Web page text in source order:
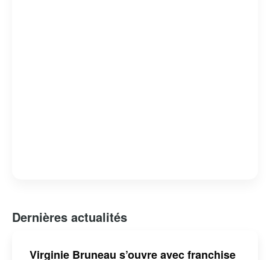
Dernières actualités
Virginie Bruneau s’ouvre avec franchise